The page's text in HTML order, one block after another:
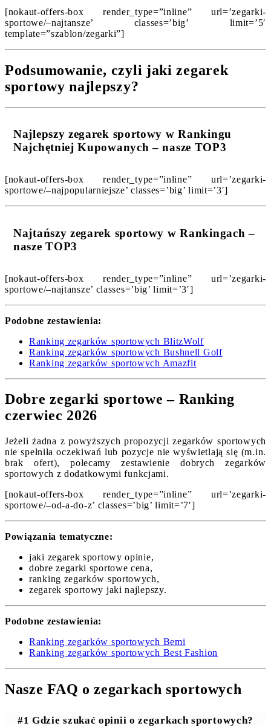
[nokaut-offers-box render_type=”inline” url=’zegarki-
sportowe/–najtansze’ classes=’big’ limit=’5′
template=”szablon/zegarki”]
Podsumowanie, czyli jaki zegarek
sportowy najlepszy?
Najlepszy zegarek sportowy w Rankingu
Najchętniej Kupowanych – nasze TOP3
[nokaut-offers-box render_type=”inline” url=’zegarki-
sportowe/–najpopularniejsze’ classes=’big’ limit=’3′]
Najtańszy zegarek sportowy w Rankingach –
nasze TOP3
[nokaut-offers-box render_type=”inline” url=’zegarki-
sportowe/–najtansze’ classes=’big’ limit=’3′]
Podobne zestawienia:
Ranking zegarków sportowych BlitzWolf
Ranking zegarków sportowych Bushnell Golf
Ranking zegarków sportowych Amazfit
Dobre zegarki sportowe – Ranking
czerwiec 2026
Jeżeli żadna z powyższych propozycji zegarków sportowych
nie spełniła oczekiwań lub pozycje nie wyświetlają się (m.in.
brak ofert), polecamy zestawienie dobrych zegarków
sportowych z dodatkowymi funkcjami.
[nokaut-offers-box render_type=”inline” url=’zegarki-
sportowe/–od-a-do-z’ classes=’big’ limit=’7′]
Powiązania tematyczne:
jaki zegarek sportowy opinie,
dobre zegarki sportowe cena,
ranking zegarków sportowych,
zegarek sportowy jaki najlepszy.
Podobne zestawienia:
Ranking zegarków sportowych Bemi
Ranking zegarków sportowych Best Fashion
Nasze FAQ o zegarkach sportowych
#1 Gdzie szukać opinii o zegarkach sportowych?